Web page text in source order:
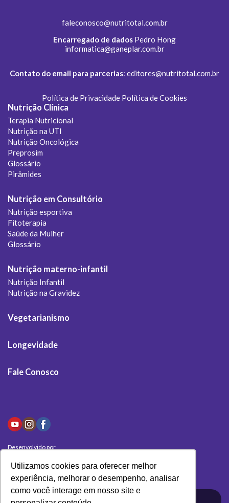
Utilizamos cookies para oferecer melhor
experiência, melhorar o desempenho, analisar
como você interage em nosso site e
faleconosco@nutritotal.com.br
Encarregado de dados Pedro Hong
informatica@ganeplar.com.br
Contato do email para parcerias: editores@nutritotal.com.br
Política de Privacidade Política de Cookies
Nutrição Clínica
Terapia Nutricional
Nutrição na UTI
Nutrição Oncológica
Preprosim
Glossário
Pirâmides
Nutrição em Consultório
Nutrição esportiva
Fitoterapia
Saúde da Mulher
Glossário
Nutrição materno-infantil
Nutrição Infantil
Nutrição na Gravidez
Vegetarianismo
Longevidade
Fale Conosco
Desenvolvido por